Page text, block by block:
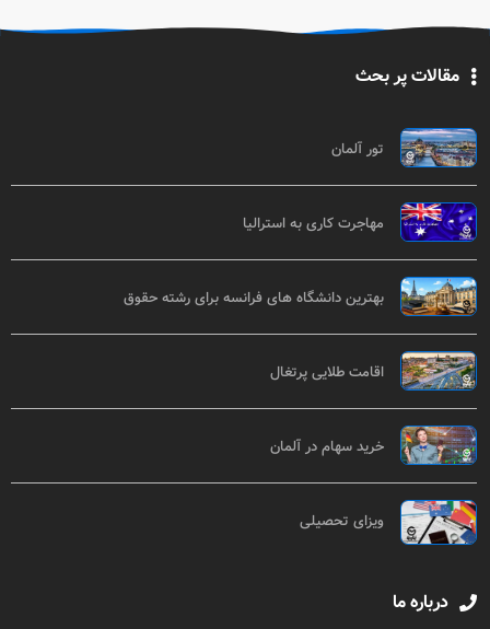
مقالات پر بحث
تور آلمان
مهاجرت کاری به استرالیا
بهترین دانشگاه های فرانسه برای رشته حقوق
اقامت طلایی پرتغال
خرید سهام در آلمان
ویزای تحصیلی
درباره ما